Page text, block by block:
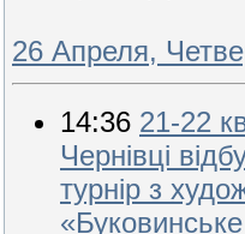
26 Апреля,
14:36 21-22
Чернівці
турнір з